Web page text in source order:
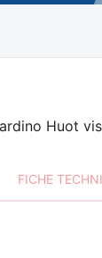
Huot
FICHE